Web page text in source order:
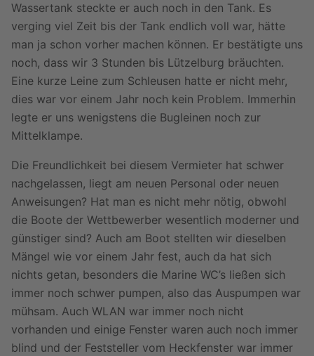
Wassertank steckte er auch noch in den Tank. Es
verging viel Zeit bis der Tank endlich voll war, hätte
man ja schon vorher machen können. Er bestätigte uns
noch, dass wir 3 Stunden bis Lützelburg bräuchten.
Eine kurze Leine zum Schleusen hatte er nicht mehr,
dies war vor einem Jahr noch kein Problem. Immerhin
legte er uns wenigstens die Bugleinen noch zur
Mittelklampe.
Die Freundlichkeit bei diesem Vermieter hat schwer
nachgelassen, liegt am neuen Personal oder neuen
Anweisungen? Hat man es nicht mehr nötig, obwohl
die Boote der Wettbewerber wesentlich moderner und
günstiger sind? Auch am Boot stellten wir dieselben
Mängel wie vor einem Jahr fest, auch da hat sich
nichts getan, besonders die Marine WC’s ließen sich
immer noch schwer pumpen, also das Auspumpen war
mühsam. Auch WLAN war immer noch nicht
vorhanden und einige Fenster waren auch noch immer
blind und der Feststeller vom Heckfenster war immer